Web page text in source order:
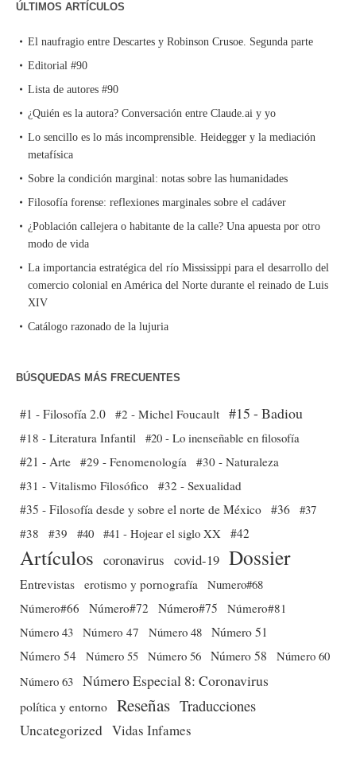
ÚLTIMOS ARTÍCULOS
El naufragio entre Descartes y Robinson Crusoe. Segunda parte
Editorial #90
Lista de autores #90
¿Quién es la autora? Conversación entre Claude.ai y yo
Lo sencillo es lo más incomprensible. Heidegger y la mediación
metafísica
Sobre la condición marginal: notas sobre las humanidades
Filosofía forense: reflexiones marginales sobre el cadáver
¿Población callejera o habitante de la calle? Una apuesta por otro
modo de vida
La importancia estratégica del río Mississippi para el desarrollo del
comercio colonial en América del Norte durante el reinado de Luis
XIV
Catálogo razonado de la lujuria
BÚSQUEDAS MÁS FRECUENTES
#1 - Filosofía 2.0 #2 - Michel Foucault #15 - Badiou
#18 - Literatura Infantil #20 - Lo inenseñable en filosofía
#21 - Arte #29 - Fenomenología #30 - Naturaleza
#31 - Vitalismo Filosófico
#32 - Sexualidad
#35 - Filosofía desde y sobre el norte de México #36 #37
#38
#39 #40 #41 - Hojear el siglo XX #42
Artículos coronavirus covid-19 Dossier
Entrevistas erotismo y pornografía Numero#68
Número#66
Número#72 Número#75
Número#81
Número 43 Número 47 Número 48 Número 51
Número 54 Número 55 Número 56 Número 58
Número 60
Número 63 Número Especial 8: Coronavirus
política y entorno Reseñas Traducciones
Uncategorized Vidas Infames